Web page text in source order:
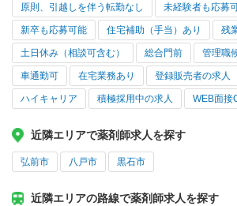
原則、引越しを伴う転勤なし 未経験者も応募
新卒も応募可能 住宅補助（手当）あり 残
土日休み（相談可含む） 総合門前 管理職
車通勤可 在宅業務あり 登録販売者の求人
ハイキャリア 積極採用中の求人 WEB面接
近隣エリアで薬剤師求人を探す
弘前市 八戸市 黒石市
近隣エリアの路線で薬剤師求人を探す